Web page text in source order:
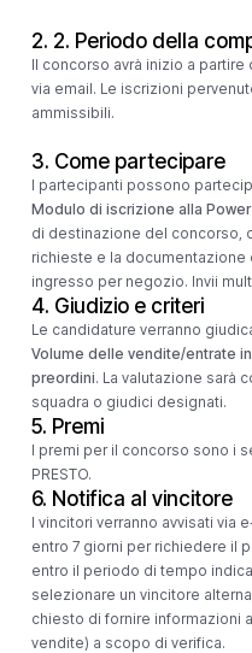
2. 2. Periodo della
Il concorso avrà inizio a partire
via email. Le iscrizioni
ammissibili.
3. Come partecipare
I partecipanti possono
Modulo di iscrizione alla
di destinazione del concorso,
richieste e la
ingresso per negozio. Invii
4. Giudizio e criteri
Le candidature verranno
Volume delle vendite/entrate
preordini. La valutazione sarà
squadra o giudici designati.
5. Premi
I premi per il concorso sono i
PRESTO.
6. Notifica al vincitore
I vincitori verranno avvisati via
entro 7 giorni per richiedere il
entro il periodo di tempo
selezionare un vincitore
chiesto di fornire informazioni
vendite) a scopo di verifica.